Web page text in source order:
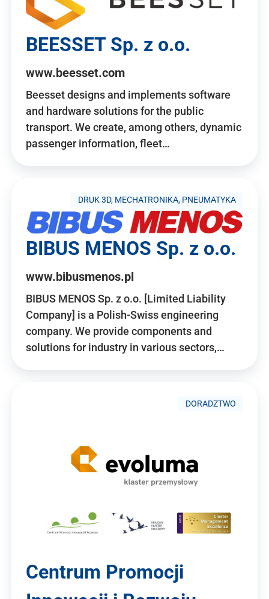
BEESSET Sp. z o.o.
www.beesset.com
Beesset designs and implements software
and hardware solutions for the public
transport. We create, among others, dynamic
passenger information, fleet…
DRUK 3D, MECHATRONIKA, PNEUMATYKA
BIBUS MENOS Sp. z o.o.
www.bibusmenos.pl
BIBUS MENOS Sp. z o.o. [Limited Liability
Company] is a Polish-Swiss engineering
company. We provide components and
solutions for industry in various sectors,…
DORADZTWO
Centrum Promocji